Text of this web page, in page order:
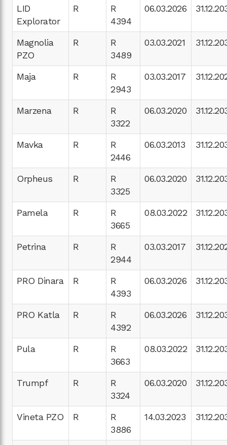
LID
Explorator
R
R
4394
06.03.2026
Magnolia
PZO
R
R
3489
03.03.2021
Maja R
R
2943
03.03.2017
Marzena R
R
3322
06.03.2020
Mavka R
R
2446
06.03.2013
Orpheus R
R
3325
06.03.2020
Pamela R
R
3665
08.03.2022
Petrina R
R
2944
03.03.2017
PRO Dinara R
R
4393
06.03.2026
PRO Katla R
R
4392
06.03.2026
Pula R
R
3663
08.03.2022
Trumpf R
R
3324
06.03.2020
Vineta PZO R
R
3886
14.03.2023